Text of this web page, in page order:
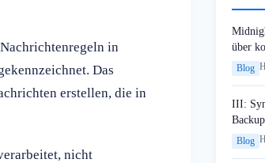
in
Das
erstellen, die in
nicht
über
Blog
III:
Blog